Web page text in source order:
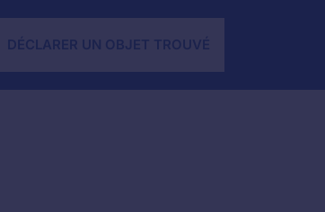
DÉCLARER UN OBJET TROUVÉ